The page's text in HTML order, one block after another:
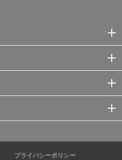
プライバシーポリシー